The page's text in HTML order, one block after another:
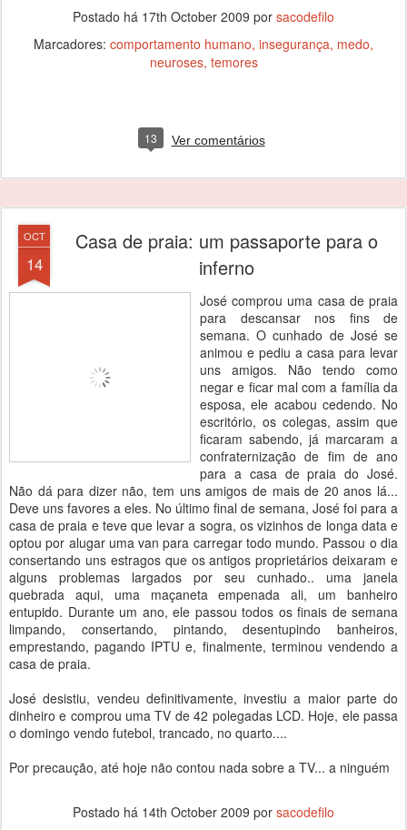
Postado há 17th October 2009 por sacodefilo
Marcadores: comportamento humano insegurança medo
neuroses temores
13 Ver comentários
OCT
14
Casa de praia: um passaporte para o
inferno
José comprou uma casa de praia
para descansar nos fins de
semana. O cunhado de José se
animou e pediu a casa para levar
uns amigos. Não tendo como
negar e ficar mal com a família da
esposa, ele acabou cedendo. No
escritório, os colegas, assim que
ficaram sabendo, já marcaram a
confraternização de fim de ano
para a casa de praia do José.
Não dá para dizer não, tem uns amigos de mais de 20 anos lá...
Deve uns favores a eles. No último final de semana, José foi para a
casa de praia e teve que levar a sogra, os vizinhos de longa data e
optou por alugar uma van para carregar todo mundo. Passou o dia
consertando uns estragos que os antigos proprietários deixaram e
alguns problemas largados por seu cunhado.. uma janela
quebrada aqui, uma maçaneta empenada ali, um banheiro
entupido. Durante um ano, ele passou todos os finais de semana
limpando, consertando, pintando, desentupindo banheiros,
emprestando, pagando IPTU e, finalmente, terminou vendendo a
casa de praia.
José desistiu, vendeu definitivamente, investiu a maior parte do
dinheiro e comprou uma TV de 42 polegadas LCD. Hoje, ele passa
o domingo vendo futebol, trancado, no quarto....
Por precaução, até hoje não contou nada sobre a TV... a ninguém
Postado há 14th October 2009 por sacodefilo